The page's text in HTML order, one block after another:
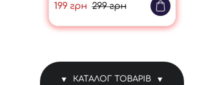
199 грн 299грн
КАТАЛОГ ТОВАРІВ